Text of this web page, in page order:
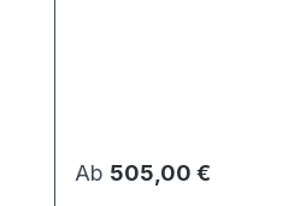
Überstand: 60mm
Kastentür: Stahl
Regulärer Preis:
Ab 505,00 €